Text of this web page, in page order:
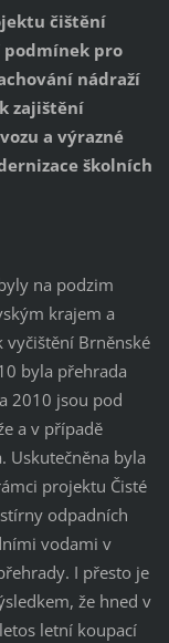
čištění
podmínek pro
nádraží
zajištění
a výrazné
školních
na podzim
krajem a
Brněnské
byla přehrada
2010 jsou pod
a v případě
Uskutečněna byla
projektu Čisté
odpadních
vodami v
I přesto je
že hned v
letní koupací